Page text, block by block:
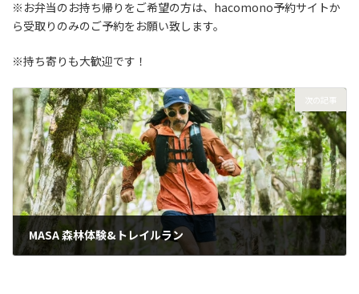
※お弁当のお持ち帰りをご希望の方は、hacomono予約サイトか
ら受取りのみのご予約をお願い致します。
※持ち寄りも大歓迎です！
次の記事
MASA 森林体験&トレイルラン